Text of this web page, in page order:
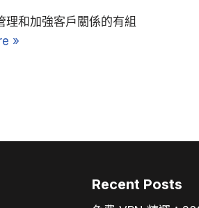
理和加強客戶關係的有組
»
Recent Posts